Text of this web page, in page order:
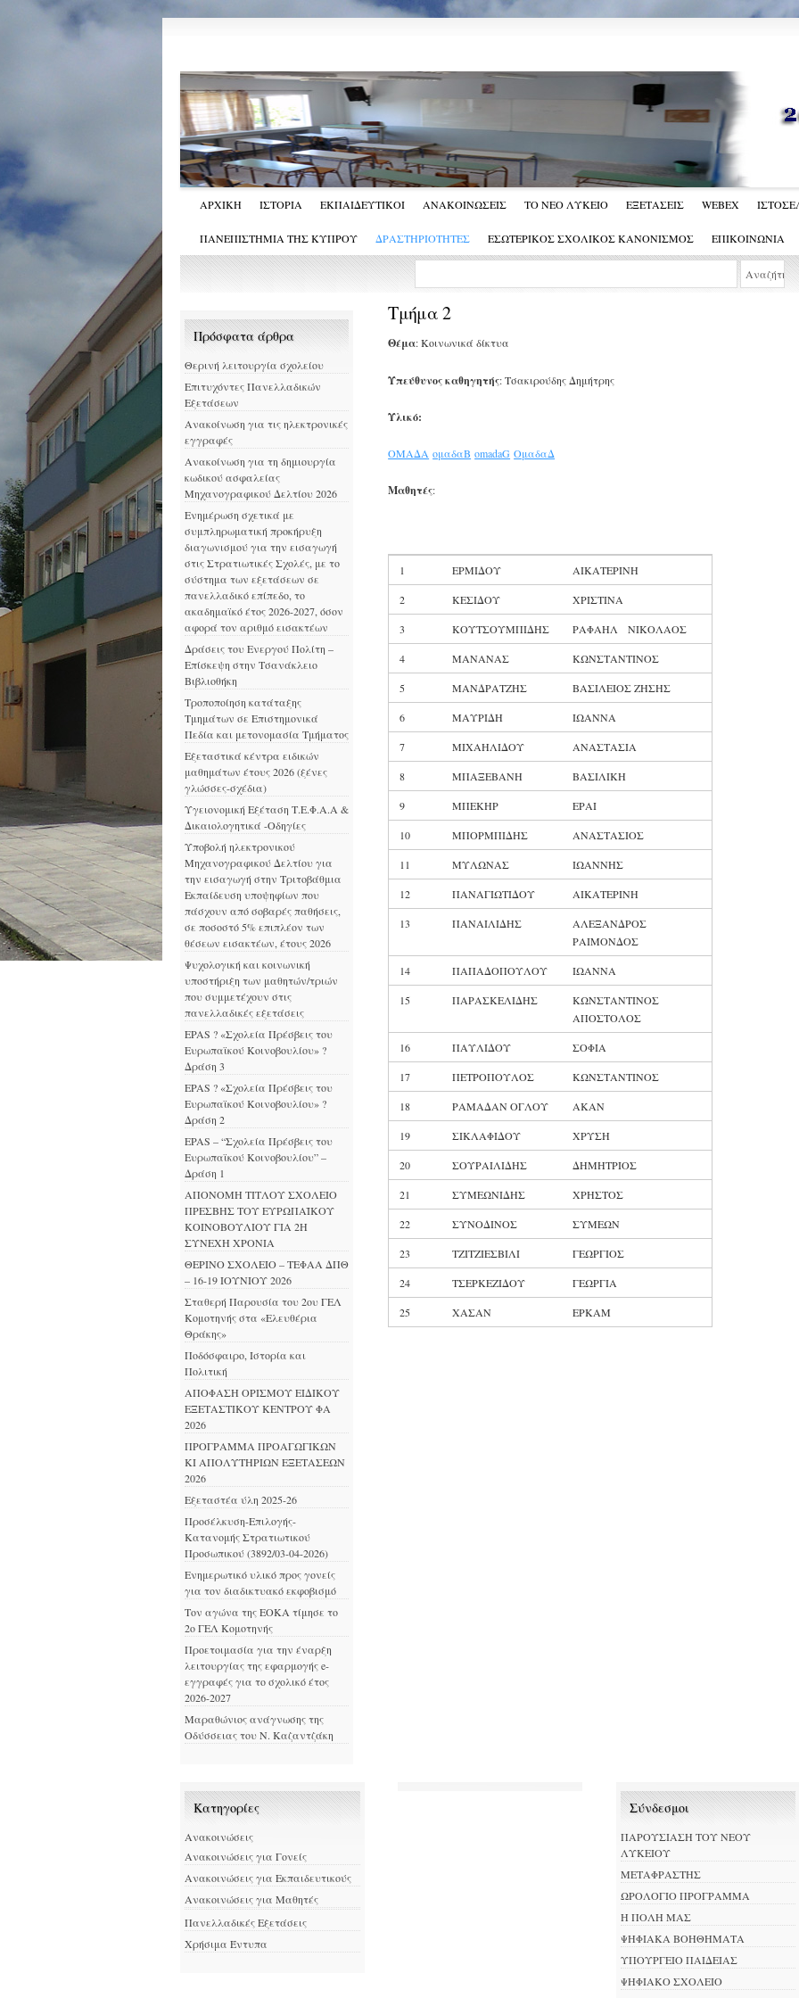
ΑΡΧΙΚΗ ΙΣΤΟΡΙΑ ΕΚΠΑΙΔΕΥΤΙΚΟΙ ΑΝΑΚΟΙΝΩΣΕΙΣ ΤΟ ΝΕΟ ΛΥΚΕΙΟ ΕΞΕΤΑΣΕΙΣ WEBEX
ΠΑΝΕΠΙΣΤΗΜΙΑ ΤΗΣ ΚΥΠΡΟΥ ΔΡΑΣΤΗΡΙΟΤΗΤΕΣ ΕΣΩΤΕΡΙΚΟΣ ΣΧΟΛΙΚΟΣ ΚΑΝΟΝΙΣΜΟΣ ΕΠΙΚΟΙΝΩΝΙΑ
Τμήμα 2
Θέμα: Κοινωνικά δίκτυα
Υπεύθυνος καθηγητής: Τσακιρούδης Δημήτρης
Υλικό:
ΟΜΑΔΑ ομαδαB omadaG ΟμαδαΔ
Μαθητές:
1 ΕΡΜΙΔΟΥ ΑΙΚΑΤΕΡΙΝΗ
2 ΚΕΣΙΔΟΥ ΧΡΙΣΤΙΝΑ
3 ΚΟΥΤΣΟΥΜΠΙΔΗΣ ΡΑΦΑΗΛ ΝΙΚΟΛΑΟΣ
4 ΜΑΝΑΝΑΣ ΚΩΝΣΤΑΝΤΙΝΟΣ
5 ΜΑΝΔΡΑΤΖΗΣ ΒΑΣΙΛΕΙΟΣ ΖΗΣΗΣ
6 ΜΑΥΡΙΔΗ ΙΩΑΝΝΑ
7 ΜΙΧΑΗΛΙΔΟΥ ΑΝΑΣΤΑΣΙΑ
8 ΜΠΑΞΕΒΑΝΗ ΒΑΣΙΛΙΚΗ
9 ΜΠΕΚΗΡ ΕΡΑΙ
10 ΜΠΟΡΜΠΙΔΗΣ ΑΝΑΣΤΑΣΙΟΣ
11 ΜΥΛΩΝΑΣ ΙΩΑΝΝΗΣ
12 ΠΑΝΑΓΙΩΤΙΔΟΥ ΑΙΚΑΤΕΡΙΝΗ
13 ΠΑΝΑΙΛΙΔΗΣ
ΑΛΕΞΑΝΔΡΟΣ
ΡΑΙΜΟΝΔΟΣ
14 ΠΑΠΑΔΟΠΟΥΛΟΥ ΙΩΑΝΝΑ
15 ΠΑΡΑΣΚΕΛΙΔΗΣ
ΚΩΝΣΤΑΝΤΙΝΟΣ
ΑΠΟΣΤΟΛΟΣ
16 ΠΑΥΛΙΔΟΥ ΣΟΦΙΑ
17 ΠΕΤΡΟΠΟΥΛΟΣ ΚΩΝΣΤΑΝΤΙΝΟΣ
18 ΡΑΜΑΔΑΝ ΟΓΛΟΥ ΑΚΑΝ
19 ΣΙΚΛΑΦΙΔΟΥ ΧΡΥΣΗ
20 ΣΟΥΡΑΙΛΙΔΗΣ ΔΗΜΗΤΡΙΟΣ
21 ΣΥΜΕΩΝΙΔΗΣ ΧΡΗΣΤΟΣ
22 ΣΥΝΟΔΙΝΟΣ ΣΥΜΕΩΝ
23 ΤΖΙΤΖΙΕΣΒΙΛΙ ΓΕΩΡΓΙΟΣ
24 ΤΣΕΡΚΕΖΙΔΟΥ ΓΕΩΡΓΙΑ
25 ΧΑΣΑΝ ΕΡΚΑΜ
Πρόσφατα άρθρα
Θερινή λειτουργία σχολείου
Επιτυχόντες Πανελλαδικών
Εξετάσεων
Ανακοίνωση για τις ηλεκτρονικές
εγγραφές
Ανακοίνωση για τη δημιουργία
κωδικού ασφαλείας
Μηχανογραφικού Δελτίου 2026
Ενημέρωση σχετικά με
συμπληρωματική προκήρυξη
διαγωνισμού για την εισαγωγή
στις Στρατιωτικές Σχολές, με το
σύστημα των εξετάσεων σε
πανελλαδικό επίπεδο, το
ακαδημαϊκό έτος 2026-2027, όσον
αφορά τον αριθμό εισακτέων
Δράσεις του Ενεργού Πολίτη –
Επίσκεψη στην Τσανάκλειο
Βιβλιοθήκη
Τροποποίηση κατάταξης
Τμημάτων σε Επιστημονικά
Πεδία και μετονομασία Τμήματος
Εξεταστικά κέντρα ειδικών
μαθημάτων έτους 2026 (ξένες
γλώσσες-σχέδια)
Υγειονομική Εξέταση Τ.Ε.Φ.Α.Α &
Δικαιολογητικά -Οδηγίες
Υποβολή ηλεκτρονικού
Μηχανογραφικού Δελτίου για
την εισαγωγή στην Τριτοβάθμια
Εκπαίδευση υποψηφίων που
πάσχουν από σοβαρές παθήσεις,
σε ποσοστό 5% επιπλέον των
θέσεων εισακτέων, έτους 2026
Ψυχολογική και κοινωνική
υποστήριξη των μαθητών/τριών
που συμμετέχουν στις
πανελλαδικές εξετάσεις
EPAS ? «Σχολεία Πρέσβεις του
Ευρωπαϊκού Κοινοβουλίου» ?
Δράση 3
EPAS ? «Σχολεία Πρέσβεις του
Ευρωπαϊκού Κοινοβουλίου» ?
Δράση 2
EPAS – “Σχολεία Πρέσβεις του
Ευρωπαϊκού Κοινοβουλίου” –
Δράση 1
ΑΠΟΝΟΜΗ ΤΙΤΛΟΥ ΣΧΟΛΕΙΟ
ΠΡΕΣΒΗΣ ΤΟΥ ΕΥΡΩΠΑΪΚΟΥ
ΚΟΙΝΟΒΟΥΛΙΟΥ ΓΙΑ 2Η
ΣΥΝΕΧΗ ΧΡΟΝΙΑ
ΘΕΡΙΝΟ ΣΧΟΛΕΙΟ – ΤΕΦΑΑ ΔΠΘ
– 16-19 ΙΟΥΝΙΟΥ 2026
Σταθερή Παρουσία του 2ου ΓΕΛ
Κομοτηνής στα «Ελευθέρια
Θράκης»
Ποδόσφαιρο, Ιστορία και
Πολιτική
ΑΠΟΦΑΣΗ ΟΡΙΣΜΟΥ ΕΙΔΙΚΟΥ
ΕΞΕΤΑΣΤΙΚΟΥ ΚΕΝΤΡΟΥ ΦΑ
2026
ΠΡΟΓΡΑΜΜΑ ΠΡΟΑΓΩΓΙΚΩΝ
ΚΙ ΑΠΟΛΥΤΗΡΙΩΝ ΕΞΕΤΑΣΕΩΝ
2026
Εξεταστέα ύλη 2025-26
Προσέλκυση-Επιλογής-
Κατανομής Στρατιωτικού
Προσωπικού (3892/03-04-2026)
Ενημερωτικό υλικό προς γονείς
για τον διαδικτυακό εκφοβισμό
Τον αγώνα της ΕΟΚΑ τίμησε το
2ο ΓΕΛ Κομοτηνής
Προετοιμασία για την έναρξη
λειτουργίας της εφαρμογής e-
εγγραφές για το σχολικό έτος
2026-2027
Μαραθώνιος ανάγνωσης της
Οδύσσειας του Ν. Καζαντζάκη
Kατηγορίες
Ανακοινώσεις
Ανακοινώσεις για Γονείς
Ανακοινώσεις για Εκπαιδευτικούς
Ανακοινώσεις για Μαθητές
Πανελλαδικές Εξετάσεις
Χρήσιμα Έντυπα
Σύνδεσμοι
ΠΑΡΟΥΣΙΑΣΗ ΤΟΥ ΝΕΟΥ
ΛΥΚΕΙΟΥ
ΜΕΤΑΦΡΑΣΤΗΣ
ΩΡΟΛΟΓΙΟ ΠΡΟΓΡΑΜΜΑ
Η ΠΟΛΗ ΜΑΣ
ΨΗΦΙΑΚΑ ΒΟΗΘΗΜΑΤΑ
ΥΠΟΥΡΓΕΙΟ ΠΑΙΔΕΙΑΣ
ΨΗΦΙΑΚΟ ΣΧΟΛΕΙΟ